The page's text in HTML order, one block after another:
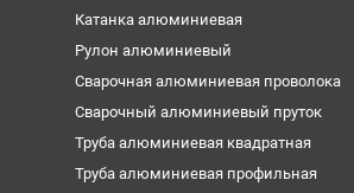
Катанка алюминиевая
Рулон алюминиевый
Сварочная алюминиевая проволока
Сварочный алюминиевый пруток
Труба алюминиевая квадратная
Труба алюминиевая профильная